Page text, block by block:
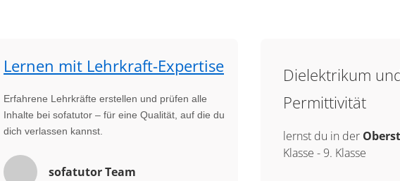
Lernen mit Lehrkraft-Expertise
Erfahrene Lehrkräfte erstellen und prüfen alle
Inhalte bei sofatutor – für eine Qualität, auf die du
dich verlassen kannst.
sofatutor Team
Dielektrikum
Permittivität
lernst du in der
Klasse -9. Klasse